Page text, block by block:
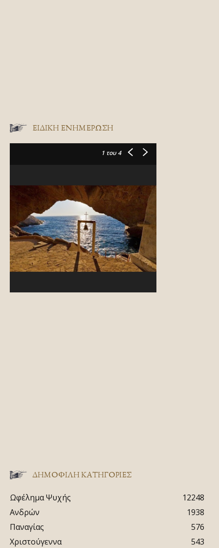
ΕΙΔΙΚΉ ΕΝΗΜΈΡΩΣΗ
1 του 4
ΔΗΜΟΦΙΛΗ ΚΑΤΗΓΟΡΙΕΣ
Ωφέλημα Ψυχής
12248
Ανδρών
1938
Παναγίας
576
Χριστούγεννα
543